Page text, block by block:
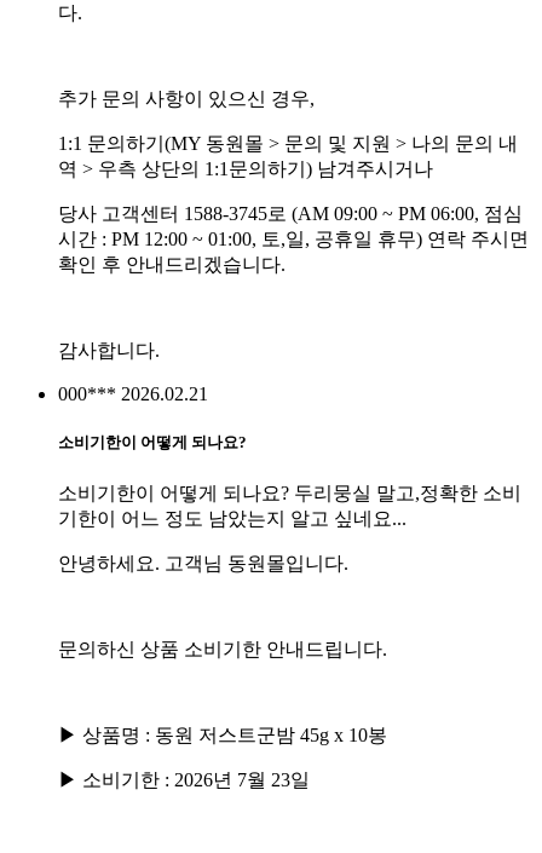
다.
추가 문의 사항이 있으신 경우,
1:1 문의하기(MY 동원몰 > 문의 및 지원 > 나의 문의 내
역 > 우측 상단의 1:1문의하기) 남겨주시거나
당사 고객센터 1588-3745로 (AM 09:00 ~ PM 06:00, 점심
시간 : PM 12:00 ~ 01:00, 토,일, 공휴일 휴무) 연락 주시면
확인 후 안내드리겠습니다.
감사합니다.
000*** 2026.02.21
소비기한이 어떻게 되나요?
소비기한이 어떻게 되나요? 두리뭉실 말고,정확한 소비
기한이 어느 정도 남았는지 알고 싶네요...
안녕하세요. 고객님 동원몰입니다.
문의하신 상품 소비기한 안내드립니다.
▶ 상품명 : 동원 저스트군밤 45g x 10봉
▶ 소비기한 : 2026년 7월 23일